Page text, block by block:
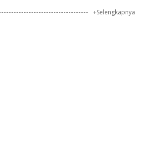
+Selengkapnya